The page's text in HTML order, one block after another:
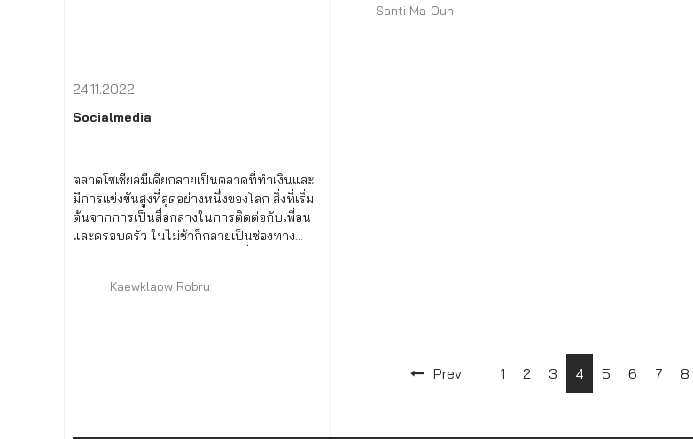
Santi Ma-Oun
24.11.2022
Socialmedia
ตลาดโซเชียลมีเดียกลายเป็นตลาดที่ทำเงินและ
มีการแข่งขันสูงที่สุดอย่างหนึ่งของโลก สิ่งที่เริ่ม
ต้นจากการเป็นสื่อกลางในการติดต่อกับเพื่อน
และครอบครัว ในไม่ช้าก็กลายเป็นช่องทาง
Kaewklaow Robru
Prev 1 2 3 4 5 6 7 8